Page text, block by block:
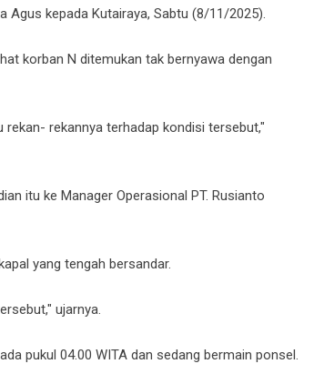
Agus kepada Kutairaya, Sabtu (8/11/2025).
korban N ditemukan tak bernyawa dengan
rekannya terhadap kondisi tersebut,"
itu ke Manager Operasional PT. Rusianto
yang tengah bersandar.
ujarnya.
pukul 04.00 WITA dan sedang bermain ponsel.